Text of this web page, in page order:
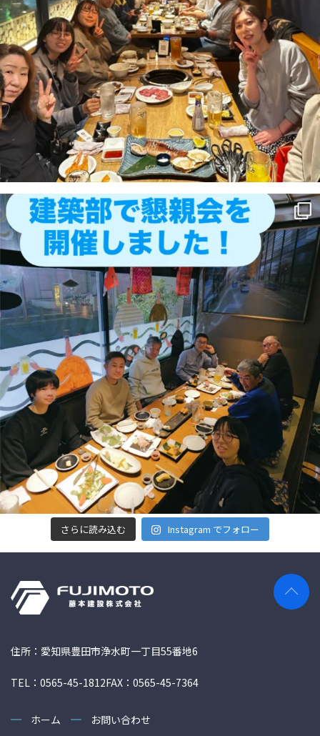
さらに読み込む Instagram でフォロー
住所：愛知県豊田市浄水町一丁目55番地6
TEL：0565-45-1812FAX：0565-45-7364
ホーム お問い合わせ